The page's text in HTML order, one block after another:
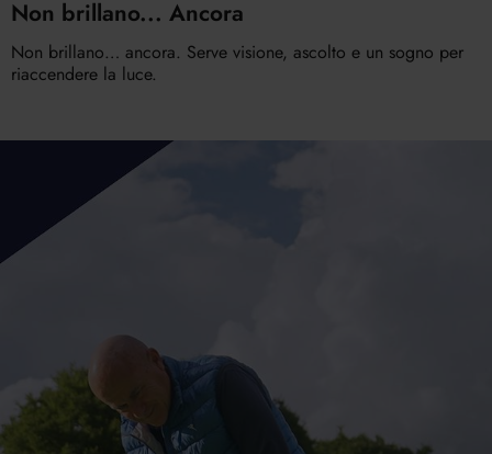
Non brillano... Ancora
Non brillano… ancora. Serve visione, ascolto e un sogno per
riaccendere la luce.